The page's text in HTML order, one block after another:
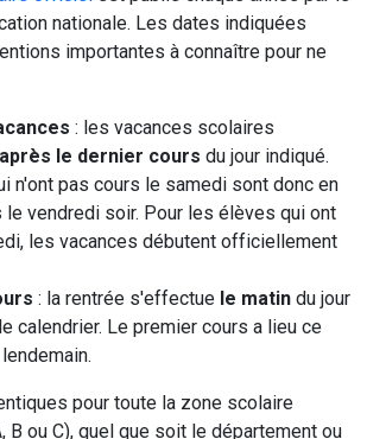
nationale. Les dates indiquées
importantes à connaître pour ne
: les vacances scolaires
après le dernier cours du jour indiqué.
n'ont pas cours le samedi sont donc en
le vendredi soir. Pour les élèves qui ont
les vacances débutent officiellement
: la rentrée s'effectue le matin du jour
calendrier. Le premier cours a lieu ce
pour toute la zone scolaire
B ou C), quel que soit le département ou